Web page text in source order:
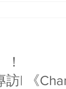
訪| 《